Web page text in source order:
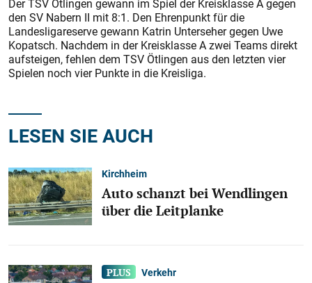
Der TSV Ötlingen gewann im Spiel der Kreisklasse A gegen
den SV Nabern II mit 8:1. Den Ehrenpunkt für die
Landesligareserve gewann Katrin Unterseher gegen Uwe
Kopatsch. Nachdem in der Kreisklasse A zwei Teams direkt
aufsteigen, fehlen dem TSV Ötlingen aus den letzten vier
Spielen noch vier Punkte in die Kreisliga.
LESEN SIE AUCH
Kirchheim
Auto schanzt bei Wendlingen
über die Leitplanke
Verkehr